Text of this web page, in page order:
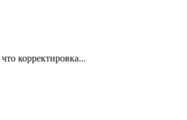
корректировка...